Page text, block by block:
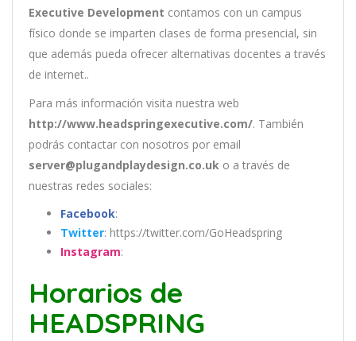
Executive Development contamos con un campus
físico donde se imparten clases de forma presencial, sin
que además pueda ofrecer alternativas docentes a través
de internet..
Para más información visita nuestra web
http://www.headspringexecutive.com/. También
podrás contactar con nosotros por email
server@plugandplaydesign.co.uk o a través de
nuestras redes sociales:
Facebook:
Twitter: https://twitter.com/GoHeadspring
Instagram:
Horarios de
HEADSPRING